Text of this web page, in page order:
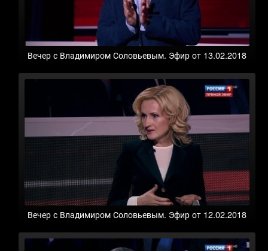
Вечер с Владимиром Соловьевым. Эфир от 13.02.2018
Вечер с Владимиром Соловьевым. Эфир от 12.02.2018